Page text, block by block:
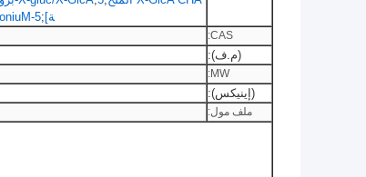
ة] ;5-BroMo-4-chloro-3-indolyl-beta-D-glucuronide cyclohexylaMMoniuM الملح الهيدرات (X-GLUC)
CAS:
(م.ف):
MW:
(إينيكس):
ملف مول: